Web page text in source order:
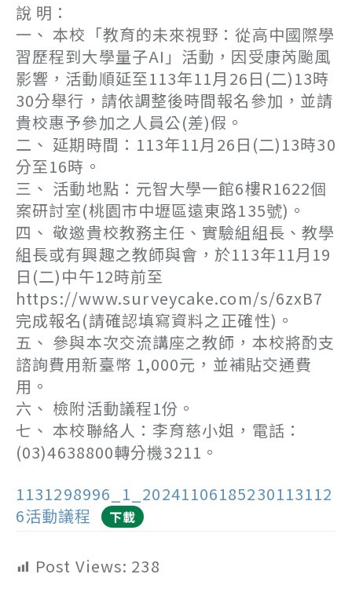
說 明：
一、 本校「教育的未來視野：從高中國際學
習歷程到大學量子AI」活動，因受康芮颱風
影響，活動順延至113年11月26日(二)13時
30分舉行，請依調整後時間報名參加，並請
貴校惠予參加之人員公(差)假。
二、 延期時間：113年11月26日(二)13時30
分至16時。
三、 活動地點：元智大學一館6樓R1622個
案研討室(桃園市中壢區遠東路135號)。
四、 敬邀貴校教務主任、實驗組組長、教學
組長或有興趣之教師與會，於113年11月19
日(二)中午12時前至
https://www.surveycake.com/s/6zxB7
完成報名(請確認填寫資料之正確性)。
五、 參與本次交流講座之教師，本校將酌支
諮詢費用新臺幣 1,000元，並補貼交通費
用。
六、 檢附活動議程1份。
七、 本校聯絡人：李育慈小姐，電話：
(03)4638800轉分機3211。
1131298996_1_20241106185230113112
6活動議程
下載
Post Views: 238